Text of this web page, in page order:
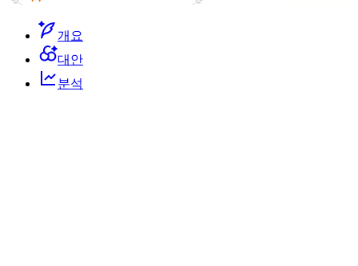
개요
대안
분석